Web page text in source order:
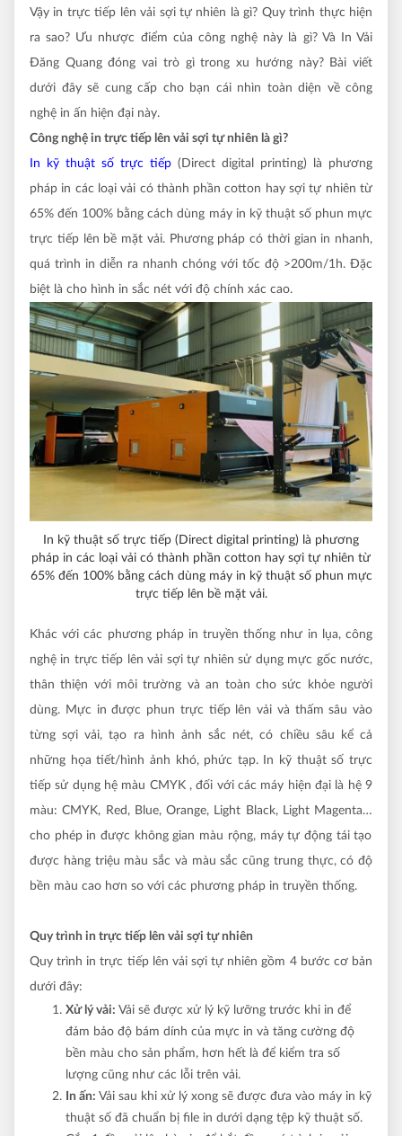
Vậy in trực tiếp lên vải sợi tự nhiên là gì? Quy trình thực hiện
ra sao? Ưu nhược điểm của công nghệ này là gì? Và In Vải
Đăng Quang đóng vai trò gì trong xu hướng này? Bài viết
dưới đây sẽ cung cấp cho bạn cái nhìn toàn diện về công
nghệ in ấn hiện đại này.
Công nghệ in trực tiếp lên vải sợi tự nhiên là gì?
In kỹ thuật số trực tiếp (Direct digital printing) là phương
pháp in các loại vải có thành phần cotton hay sợi tự nhiên từ
65% đến 100% bằng cách dùng máy in kỹ thuật số phun mực
trực tiếp lên bề mặt vải. Phương pháp có thời gian in nhanh,
quá trình in diễn ra nhanh chóng với tốc độ >200m/1h. Đặc
biệt là cho hình in sắc nét với độ chính xác cao.
In kỹ thuật số trực tiếp (Direct digital printing) là phương
pháp in các loại vải có thành phần cotton hay sợi tự nhiên từ
65% đến 100% bằng cách dùng máy in kỹ thuật số phun mực
trực tiếp lên bề mặt vải.
Khác với các phương pháp in truyền thống như in lụa, công
nghệ in trực tiếp lên vải sợi tự nhiên sử dụng mực gốc nước,
thân thiện với môi trường và an toàn cho sức khỏe người
dùng. Mực in được phun trực tiếp lên vải và thấm sâu vào
từng sợi vải, tạo ra hình ảnh sắc nét, có chiều sâu kể cả
những họa tiết/hình ảnh khó, phức tạp. In kỹ thuật số trực
tiếp sử dụng hệ màu CMYK , đối với các máy hiện đại là hệ 9
màu: CMYK, Red, Blue, Orange, Light Black, Light Magenta…
cho phép in được không gian màu rộng, máy tự động tái tạo
được hàng triệu màu sắc và màu sắc cũng trung thực, có độ
bền màu cao hơn so với các phương pháp in truyền thống.
Quy trình in trực tiếp lên vải sợi tự nhiên
Quy trình in trực tiếp lên vải sợi tự nhiên gồm 4 bước cơ bản
dưới đây:
Xử lý vải: Vải sẽ được xử lý kỹ lưỡng trước khi in để
đảm bảo độ bám dính của mực in và tăng cường độ
bền màu cho sản phẩm, hơn hết là để kiểm tra số
lượng cũng như các lỗi trên vải.
In ấn: Vải sau khi xử lý xong sẽ được đưa vào máy in kỹ
thuật số đã chuẩn bị file in dưới dạng tệp kỹ thuật số.